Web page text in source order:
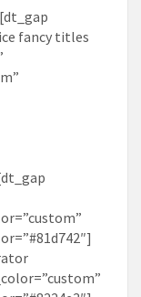
fancy titles